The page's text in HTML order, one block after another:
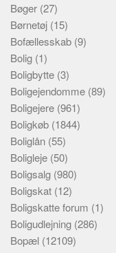
Bøger (27)
Børnetøj (15)
Bofællesskab (9)
Bolig (1)
Boligbytte (3)
Boligejendomme (89)
Boligejere (961)
Boligkøb (1844)
Boliglån (55)
Boligleje (50)
Boligsalg (980)
Boligskat (12)
Boligskatte forum (1)
Boligudlejning (286)
Bopæl (12109)